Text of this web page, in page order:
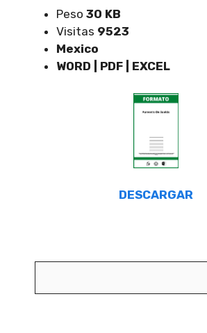
Peso 30 KB
Visitas 9523
Mexico
WORD | PDF | EXCEL
DESCARGAR